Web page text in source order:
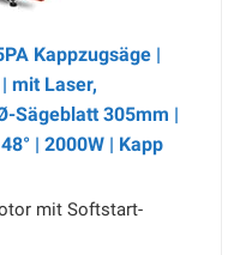
Kappzugsäge |
mit Laser,
Sägeblatt 305mm |
| 2000W | Kapp
mit Softstart-